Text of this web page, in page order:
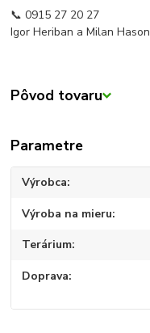
📞 0915 27 20 27
Igor Heriban a Milan Hason
Pôvod tovaru
Parametre
Výrobca
Výroba na mieru
Terárium
Doprava